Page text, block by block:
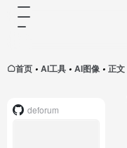
首页 • AI工具 • AI图像 • 正文
deforum